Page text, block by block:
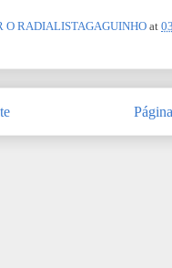
O RADIALISTAGAGUINHO at